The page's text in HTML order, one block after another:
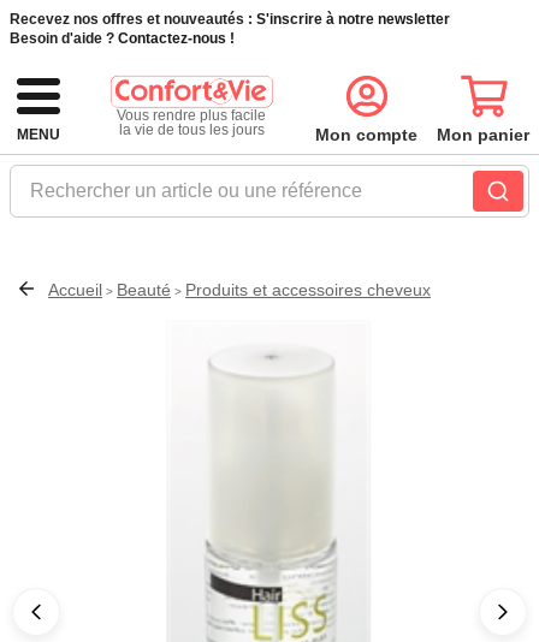
Recevez nos offres et nouveautés : S'inscrire à notre newsletter
Besoin d'aide ? Contactez-nous !
MENU
Vous rendre plus facile
la vie de tous les jours
Rechercher un article ou une référence
Mon compte Mon panier
Accueil > Beauté > Produits et accessoires cheveux